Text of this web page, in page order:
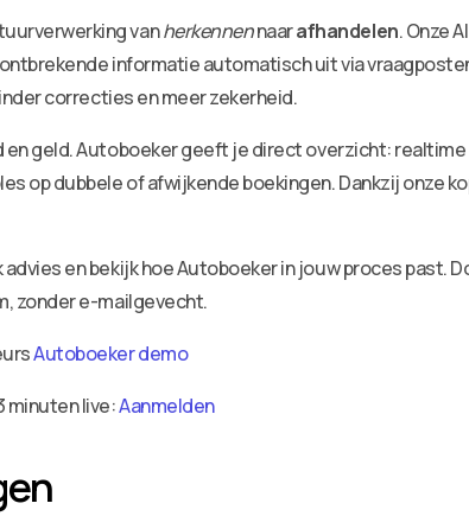
vanherkennennaarafhandelen. Onze
informatie automatisch uit via
correcties en meer zekerheid.
geld. Autoboeker geeft je direct overzicht: realtime
op dubbele of afwijkende boekingen. Dankzij onze
en bekijk hoe Autoboeker in jouw proces past.
zonder e-mailgevecht.
Autoboeker demo
minuten live:Aanmelden